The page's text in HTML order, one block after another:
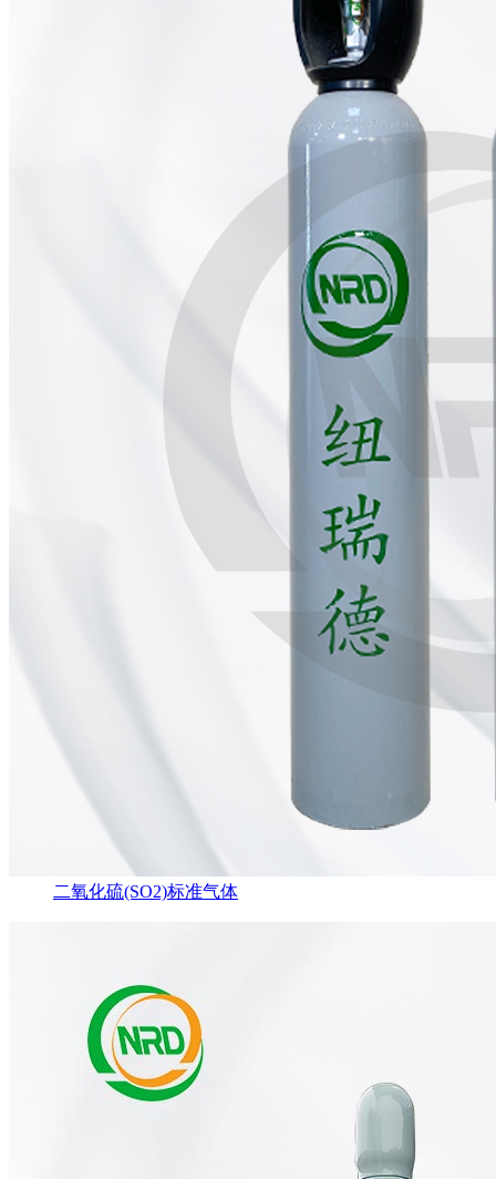
二氧化硫(SO2)标准气体